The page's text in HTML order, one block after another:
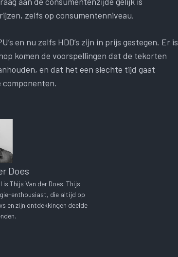
zelfs op consumentenniveau.
en nu zelfs HDD’s zijn in prijs gestegen. Er is
komen de voorspellingen dat de tekorten
en dat het een slechte tijd gaat
componenten.
Does
Thijs Van der Does. Thijs
enthousiast, die altijd op
en zijn ontdekkingen deelde